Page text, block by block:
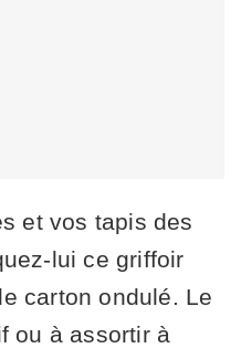
et vos tapis des
lui ce griffoir
carton ondulé. Le
ou à assortir à